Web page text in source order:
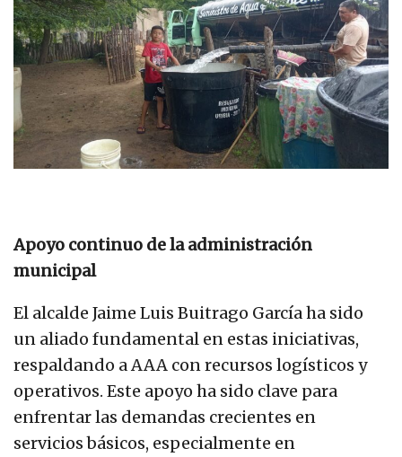
Apoyo continuo de la administración
municipal
El alcalde Jaime Luis Buitrago García ha sido
un aliado fundamental en estas iniciativas,
respaldando a AAA con recursos logísticos y
operativos. Este apoyo ha sido clave para
enfrentar las demandas crecientes en
servicios básicos, especialmente en